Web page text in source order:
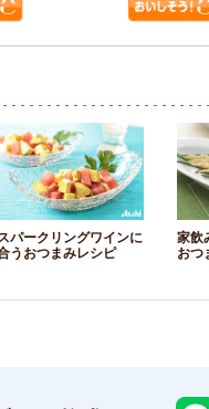
パークリングワインに
うおつまみレシピ
家飲
おつ